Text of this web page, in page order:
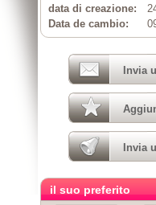
data di creazione:
Data de cambio:
Invia
Invia
il suo preferito